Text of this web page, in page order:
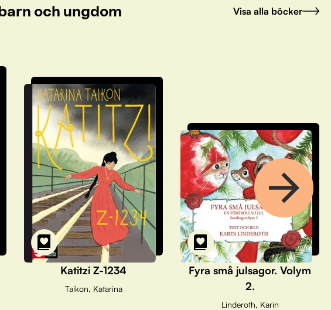
och ungdom Visa alla böcker
Katitzi Z-1234
Taikon, Katarina
Fyra små julsagor. Volym
2.
Linderoth, Karin